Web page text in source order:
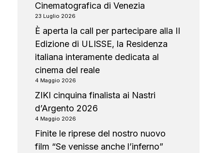
Cinematografica di Venezia
23 Luglio 2026
È aperta la call per partecipare alla II
Edizione di ULISSE, la Residenza
italiana interamente dedicata al
cinema del reale
4 Maggio 2026
ZIKI cinquina finalista ai Nastri
d’Argento 2026
4 Maggio 2026
Finite le riprese del nostro nuovo
film “Se venisse anche l’inferno”